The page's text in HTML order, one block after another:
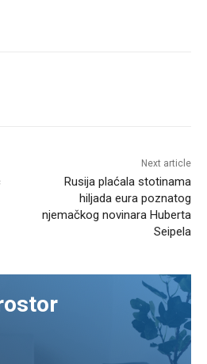
Next article
Rusija plaćala stotinama
hiljada eura poznatog
njemačkog novinara Huberta
Seipela